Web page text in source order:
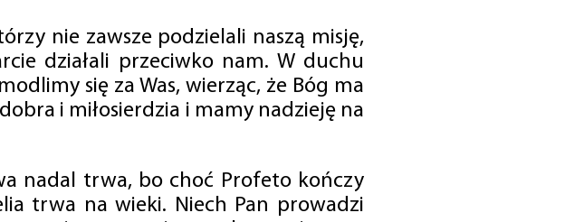
nie zawsze podzielali naszą misję,
działali przeciwko nam. W duchu
się za Was, wierząc, że Bóg ma
i miłosierdzia i mamy nadzieję na
nadal trwa, bo choć Profeto kończy
trwa na wieki. Niech Pan prowadzi